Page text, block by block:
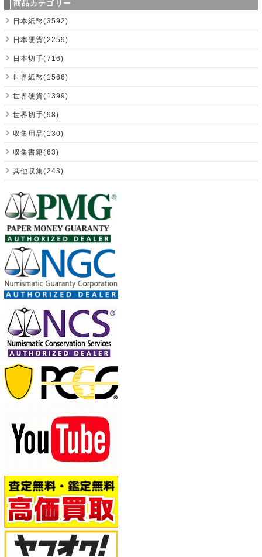
商品カテゴリー
日本紙幣(3592)
日本硬貨(2259)
日本切手(716)
世界紙幣(1566)
世界硬貨(1399)
世界切手(98)
収集用品(130)
収集書籍(63)
其他収集(243)